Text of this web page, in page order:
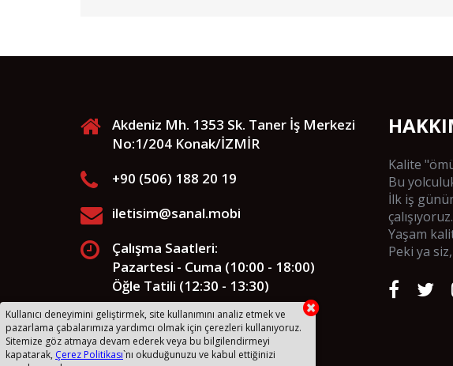
Akdeniz Mh. 1353 Sk. Taner İş Merkezi
No:1/204 Konak/İZMİR
+90 (506) 188 20 19
iletisim@sanal.mobi
Çalışma Saatleri:
Pazartesi - Cuma (10:00 - 18:00)
Öğle Tatili (12:30 - 13:30)
Kalite
Bu
İlk iş
çalışıyoruz.
Yaşam
Peki ya siz,
Kullanıcı deneyimini geliştirmek, site kullanımını analiz etmek ve
pazarlama çabalarımıza yardımcı olmak için çerezleri kullanıyoruz.
Sitemize göz atmaya devam ederek veya bu bilgilendirmeyi
kapatarak, Çerez Politikası`nı okuduğunuzu ve kabul ettiğinizi